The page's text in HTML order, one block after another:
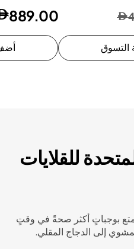
889.00
للقلايات
بوجباتٍ أكثر صحةً في وقتٍ
إلى الدجاج المقلي.